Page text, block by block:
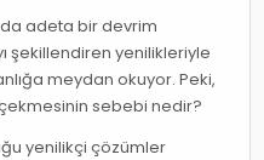
adeta bir devrim
şekillendiren yenilikleriyle
meydan okuyor. Peki,
sebebi nedir?
yenilikçi çözümler